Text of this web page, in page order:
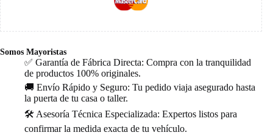
Somos Mayoristas
✅ Garantía de Fábrica Directa: Compra con la tranquilidad
de productos 100% originales.
🚚 Envío Rápido y Seguro: Tu pedido viaja asegurado hasta
la puerta de tu casa o taller.
🛠️ Asesoría Técnica Especializada: Expertos listos para
confirmar la medida exacta de tu vehículo.